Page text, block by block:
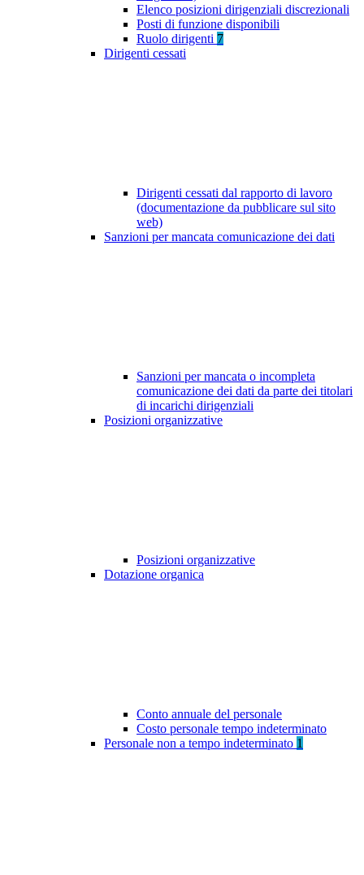
Elenco posizioni dirigenziali discrezionali
Posti di funzione disponibili
Ruolo dirigenti 7
Dirigenti cessati
Dirigenti cessati dal rapporto di lavoro
(documentazione da pubblicare sul sito
web)
Sanzioni per mancata comunicazione dei dati
Sanzioni per mancata o incompleta
comunicazione dei dati da parte dei titolari
di incarichi dirigenziali
Posizioni organizzative
Posizioni organizzative
Dotazione organica
Conto annuale del personale
Costo personale tempo indeterminato
Personale non a tempo indeterminato 1